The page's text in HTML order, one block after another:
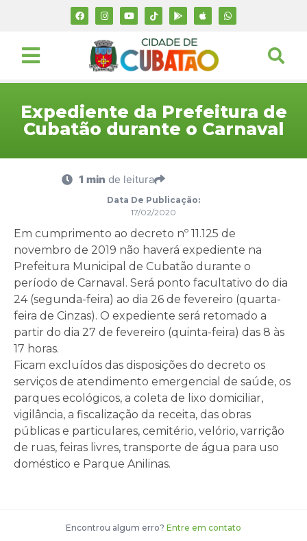
Expediente da Prefeitura de
Cubatão durante o Carnaval
1 min de leitura
Data De Publicação:
17/02/2020
Em cumprimento ao decreto nº 11.125 de
novembro de 2019 não haverá expediente na
Prefeitura Municipal de Cubatão durante o
período de Carnaval. Será ponto facultativo do dia
24 (segunda-feira) ao dia 26 de fevereiro (quarta-
feira de Cinzas). O expediente será retomado a
partir do dia 27 de fevereiro (quinta-feira) das 8 às
17 horas.
Ficam excluídos das disposições do decreto os
serviços de atendimento emergencial de saúde, os
parques ecológicos, a coleta de lixo domiciliar,
vigilância, a fiscalização da receita, das obras
públicas e particulares, cemitério, velório, varrição
de ruas, feiras livres, transporte de água para uso
doméstico e Parque Anilinas.
Encontrou algum erro? Entre em contato